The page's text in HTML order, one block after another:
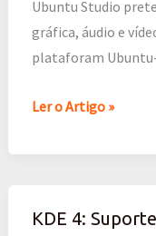
Ubuntu Studio
gráfica, áudio e
plataforam
sua
criatividade
Ler o Artigo »
KDE 4:
KDE